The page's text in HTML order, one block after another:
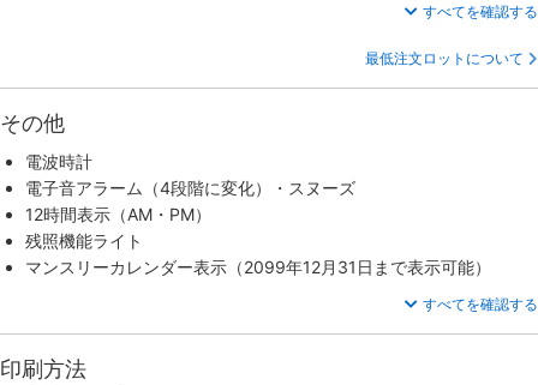
すべてを確認する
最低注文ロットについて
その他
電波時計
電子音アラーム（4段階に変化）・スヌーズ
12時間表示（AM・PM）
残照機能ライト
マンスリーカレンダー表示（2099年12月31日まで表示可能）
すべてを確認する
印刷方法